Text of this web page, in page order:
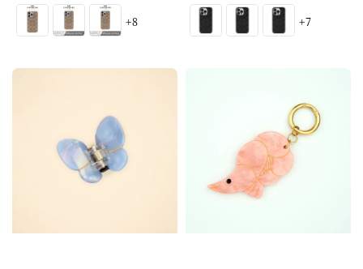
+8
+7